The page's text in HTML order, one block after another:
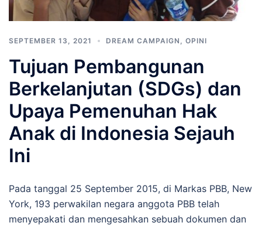
SEPTEMBER 13, 2021 DREAM CAMPAIGN OPINI
Tujuan Pembangunan
Berkelanjutan (SDGs) dan
Upaya Pemenuhan Hak
Anak di Indonesia Sejauh
Ini
Pada tanggal 25 September 2015, di Markas PBB, New
York, 193 perwakilan negara anggota PBB telah
menyepakati dan mengesahkan sebuah dokumen dan